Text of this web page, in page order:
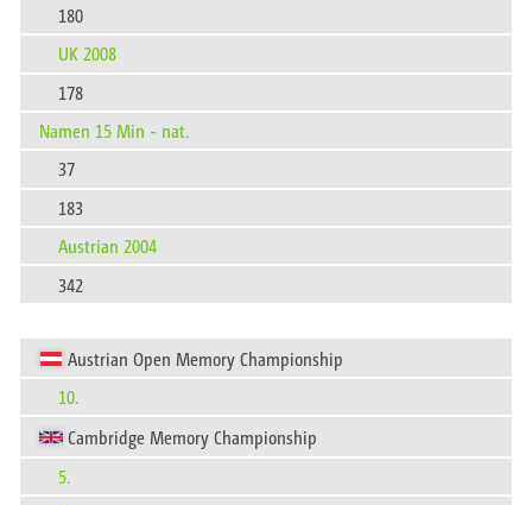
180
UK 2008
178
Namen 15 Min - nat.
37
183
Austrian 2004
342
Austrian Open Memory Championship
10.
Cambridge Memory Championship
5.